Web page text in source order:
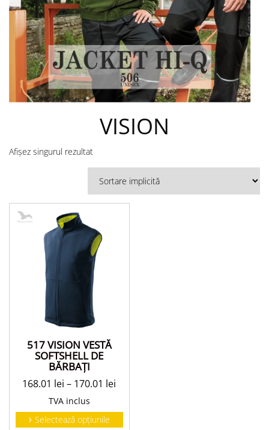
VISION
Afișez singurul rezultat
517 VISION VESTĂ
SOFTSHELL DE
BĂRBAŢI
168.01 lei – 170.01 lei
TVA inclus
Selectează opțiunile